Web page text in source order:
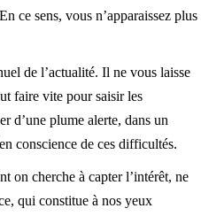
ce sens, vous n’apparaissez plus
de l’actualité. Il ne vous laisse
faire vite pour saisir les
d’une plume alerte, dans un
conscience de ces difficultés.
on cherche à capter l’intérêt, ne
qui constitue à nos yeux